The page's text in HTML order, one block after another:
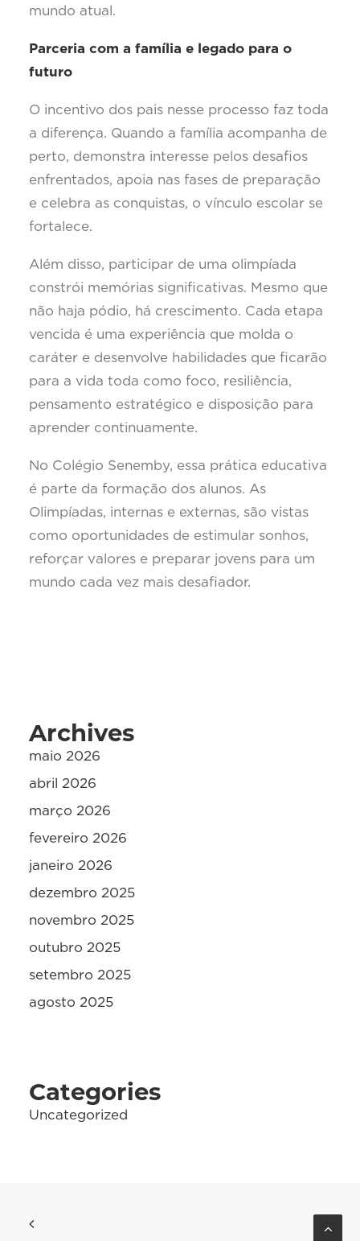
mundo atual.
Parceria com a família e legado para o
futuro
O incentivo dos pais nesse processo faz toda
a diferença. Quando a família acompanha de
perto, demonstra interesse pelos desafios
enfrentados, apoia nas fases de preparação
e celebra as conquistas, o vínculo escolar se
fortalece.
Além disso, participar de uma olimpíada
constrói memórias significativas. Mesmo que
não haja pódio, há crescimento. Cada etapa
vencida é uma experiência que molda o
caráter e desenvolve habilidades que ficarão
para a vida toda como foco, resiliência,
pensamento estratégico e disposição para
aprender continuamente.
No Colégio Senemby, essa prática educativa
é parte da formação dos alunos. As
Olimpíadas, internas e externas, são vistas
como oportunidades de estimular sonhos,
reforçar valores e preparar jovens para um
mundo cada vez mais desafiador.
Archives
maio 2026
abril 2026
março 2026
fevereiro 2026
janeiro 2026
dezembro 2025
novembro 2025
outubro 2025
setembro 2025
agosto 2025
Categories
Uncategorized